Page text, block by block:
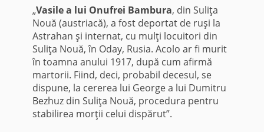
„Vasile a lui Onufrei Bambura, din Suliţa
Nouă (austriacă), a fost deportat de ruşi la
Astrahan şi internat, cu mulţi locuitori din
Suliţa Nouă, în Oday, Rusia. Acolo ar fi murit
în toamna anului 1917, după cum afirmă
martorii. Fiind, deci, probabil decesul, se
dispune, la cererea lui George a lui Dumitru
Bezhuz din Suliţa Nouă, procedura pentru
stabilirea morţii celui dispărut”.